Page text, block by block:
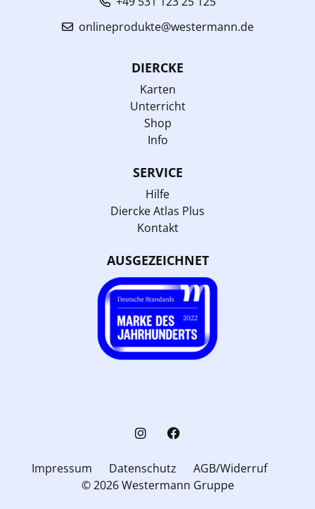
onlineprodukte@westermann.de
DIERCKE
Karten
Unterricht
Shop
Info
SERVICE
Hilfe
Diercke Atlas Plus
Kontakt
AUSGEZEICHNET
Impressum Datenschutz
AGB/Widerruf
© 2026 Westermann Gruppe